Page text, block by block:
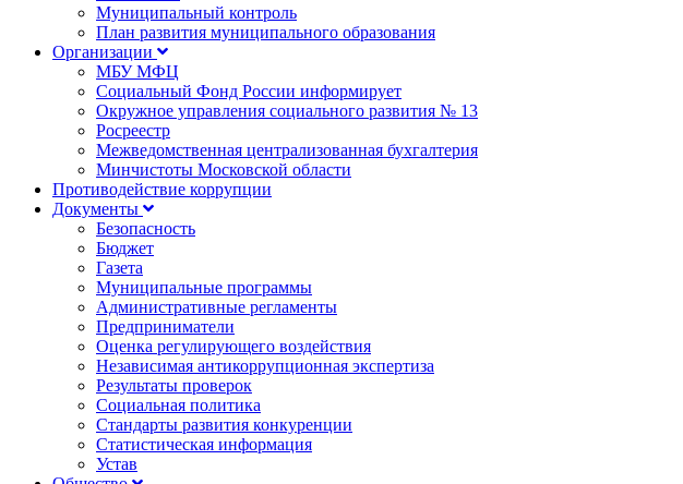
Муниципальный контроль
План развития муниципального образования
Организации
МБУ МФЦ
Социальный Фонд России информирует
Окружное управления социального развития № 13
Росреестр
Межведомственная централизованная бухгалтерия
Минчистоты Московской области
Противодействие коррупции
Документы
Безопасность
Бюджет
Газета
Муниципальные программы
Административные регламенты
Предприниматели
Оценка регулирующего воздействия
Независимая антикоррупционная экспертиза
Результаты проверок
Социальная политика
Стандарты развития конкуренции
Статистическая информация
Устав